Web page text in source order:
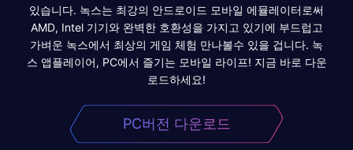
있습니다. 녹스는 최강의 안드로이드 모바일 에뮬레이터로써
AMD, Intel 기기와 완벽한 호환성을 가지고 있기에 부드럽고
가벼운 녹스에서 최상의 게임 체험 만나볼수 있을 겁니다. 녹
스 앱플레이어, PC에서 즐기는 모바일 라이프! 지금 바로 다운
로드하세요!
PC버전 다운로드